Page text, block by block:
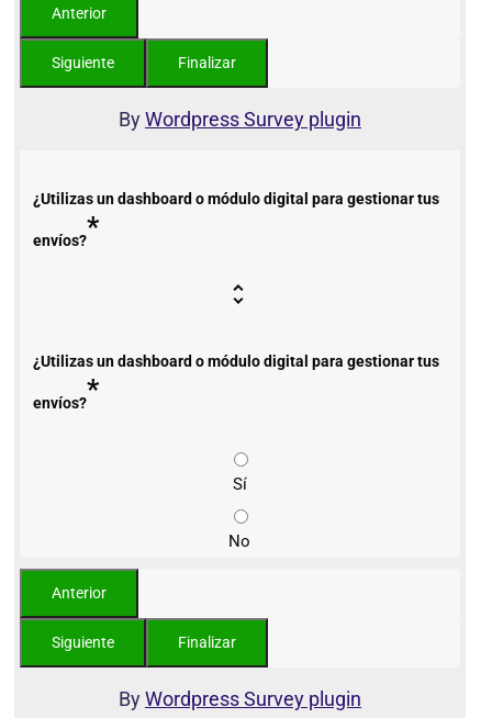
ByWordpress Survey plugin
¿Utilizas un dashboard o módulo digital para gestionar tus
envíos?*
¿Utilizas un dashboard o módulo digital para gestionar tus
envíos?*
Sí
No
ByWordpress Survey plugin